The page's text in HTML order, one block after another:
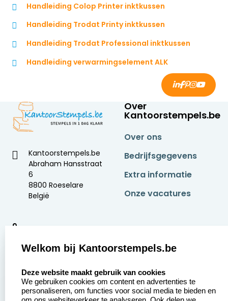
Handleiding Colop Printer inktkussen
Handleiding Trodat Printy inktkussen
Handleiding Trodat Professional inktkussen
Handleiding verwarmingselement ALK
Kantoorstempels.be
Abraham Hansstraat
6
8800 Roeselare
België
9
Over
Kantoorstempels.be
Over ons
Bedrijfsgegevens
Extra informatie
Onze vacatures
Aanvraag op maat
Contact opnemen
Welkom bij Kantoorstempels.be
Deze website maakt gebruik van cookies
We gebruiken cookies om content en advertenties te
personaliseren, om functies voor social media te bieden en